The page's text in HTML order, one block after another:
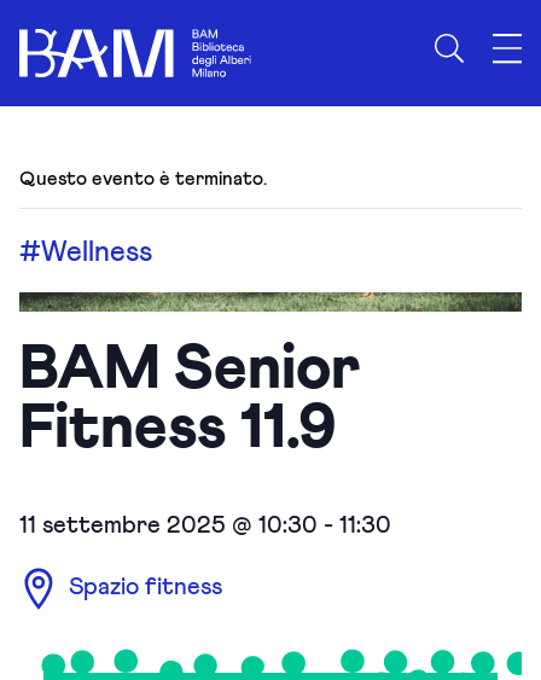
Questo evento è terminato.
#Wellness
BAM Senior
Fitness 11.9
11 settembre 2025 @ 10:30 - 11:30
Spazio fitness